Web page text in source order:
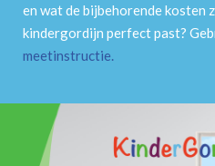
en wat de bijbehorende kosten
kindergordijn perfect past?
meetinstructie.